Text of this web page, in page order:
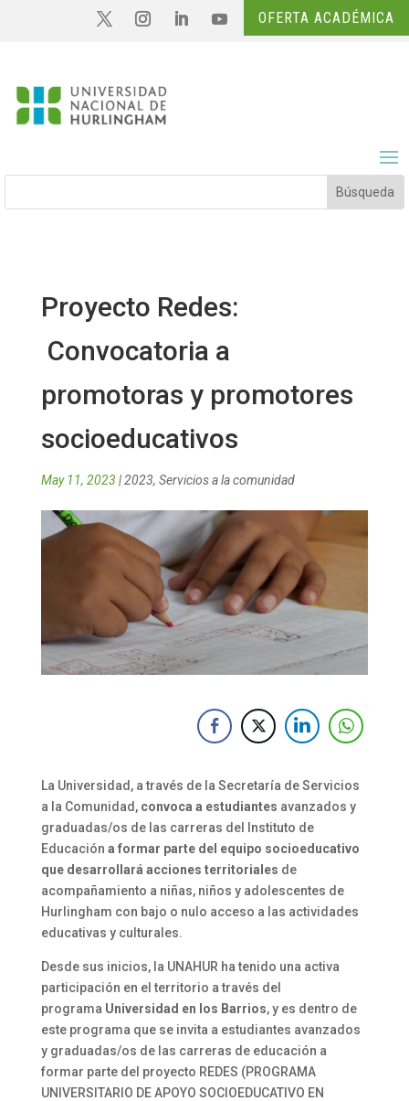
OFERTA ACADÉMICA
Proyecto Redes:
Convocatoria a
promotoras y promotores
socioeducativos
May 11, 2023 |2023, Servicios a la comunidad
La Universidad, a través de la Secretaría de Servicios
a la Comunidad, convoca a estudiantes avanzados y
graduadas/os de las carreras del Instituto de
Educación a formar parte del equipo socioeducativo
que desarrollará acciones territoriales de
acompañamiento a niñas, niños y adolescentes de
Hurlingham con bajo o nulo acceso a las actividades
educativas y culturales.
Desde sus inicios, la UNAHUR ha tenido una activa
participación en el territorio a través del
programa Universidad en los Barrios, y es dentro de
este programa que se invita a estudiantes avanzados
y graduadas/os de las carreras de educación a
formar parte del proyecto REDES (PROGRAMA
UNIVERSITARIO DE APOYO SOCIOEDUCATIVO EN